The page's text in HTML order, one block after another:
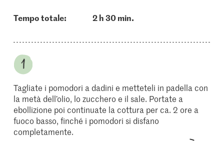
Tempo totale: 2 h 30 min.
Tagliate i pomodori a dadini e metteteli in padella con
la metà dell’olio, lo zucchero e il sale. Portate a
ebollizione poi continuate la cottura per ca. 2 ore a
fuoco basso, finché i pomodori si disfano
completamente.